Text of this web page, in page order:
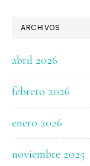
ARCHIVOS
abril 2026
febrero 2026
enero 2026
noviembre 2025